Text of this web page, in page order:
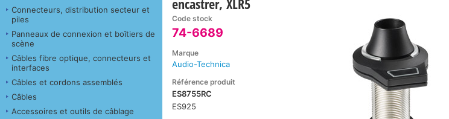
Connecteurs, distribution secteur et
piles
Panneaux de connexion et boîtiers de
scène
Câbles fibre optique, connecteurs et
interfaces
Câbles et cordons assemblés
Câbles
Accessoires et outils de câblage
Code stock
74-6689
Marque
Audio-Technica
Référence produit
ES8755RC
ES925